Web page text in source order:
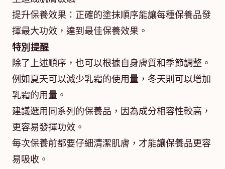
提升保養效果：正確的塗抹順序能讓每種保養品發
揮最大功效，達到最佳保養效果。
特別提醒
除了上述順序，也可以根據自身膚質和季節調整。
例如夏天可以減少乳霜的使用量，冬天則可以增加
乳霜的用量。
建議選用同系列的保養品，因為成分相容性較高，
更容易發揮功效。
每次保養前都要仔細清潔肌膚，才能讓保養品更容
易吸收。